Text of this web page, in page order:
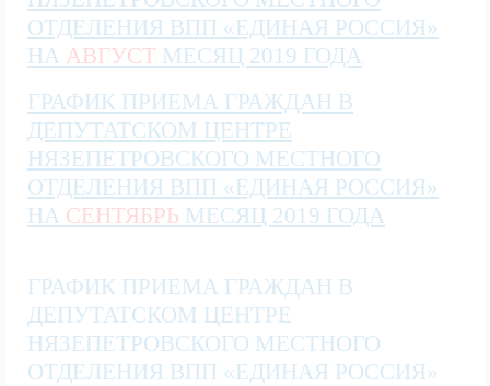
ОТДЕЛЕНИЯ ВПП «ЕДИНАЯ РОССИЯ»
НА АВГУСТ МЕСЯЦ 2019 ГОДА
ГРАФИК ПРИЕМА ГРАЖДАН В
ДЕПУТАТСКОМ ЦЕНТРЕ
НЯЗЕПЕТРОВСКОГО МЕСТНОГО
ОТДЕЛЕНИЯ ВПП «ЕДИНАЯ РОССИЯ»
НА СЕНТЯБРЬ МЕСЯЦ 2019 ГОДА
ГРАФИК ПРИЕМА ГРАЖДАН В
ДЕПУТАТСКОМ ЦЕНТРЕ
НЯЗЕПЕТРОВСКОГО МЕСТНОГО
ОТДЕЛЕНИЯ ВПП «ЕДИНАЯ РОССИЯ»